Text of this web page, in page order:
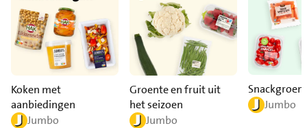
Koken met
aanbiedingen
Jumbo
Groente en fruit uit
het seizoen
Jumbo
Jumbo